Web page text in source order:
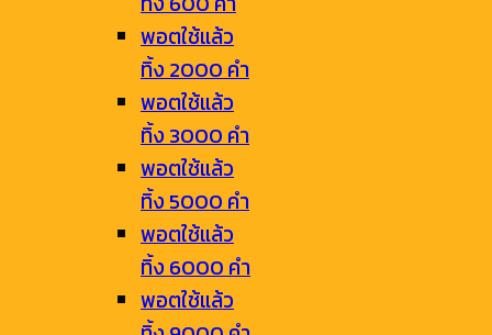
พอตใช้แล้ว
ทิ้ง 2000 คำ
พอตใช้แล้ว
ทิ้ง 3000 คำ
พอตใช้แล้ว
ทิ้ง 5000 คำ
พอตใช้แล้ว
ทิ้ง 6000 คำ
พอตใช้แล้ว